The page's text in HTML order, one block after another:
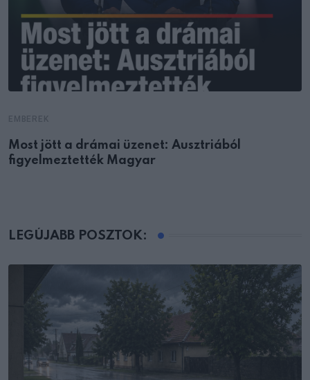
Most jött a drámai üzenet: Ausztriából
figyelmeztették Magyar
LEGÚJABB POSZTOK: